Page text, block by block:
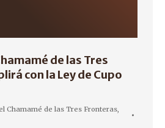
de las Tres
con la Ley de Cupo
Chamamé de las Tres Fronteras,